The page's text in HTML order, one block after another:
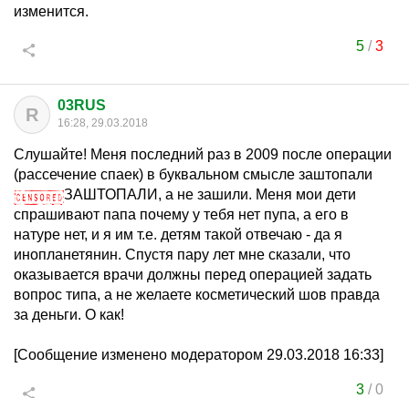
изменится.
5/3
R 03RUS
16:28, 29.03.2018
Слушайте! Меня последний раз в 2009 после операции
(рассечение спаек) в буквальном смысле заштопали
ЗАШТОПАЛИ, а не зашили. Меня мои дети
спрашивают папа почему у тебя нет пупа, а его в
натуре нет, и я им т.е. детям такой отвечаю - да я
инопланетянин. Спустя пару лет мне сказали, что
оказывается врачи должны перед операцией задать
вопрос типа, а не желаете косметический шов правда
за деньги. О как!
[Сообщение изменено модератором 29.03.2018 16:33]
3/0